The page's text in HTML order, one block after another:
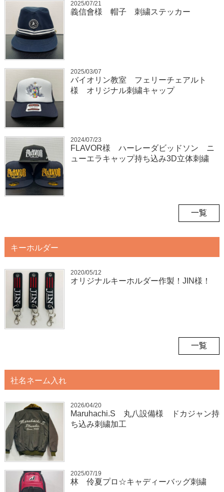
2025/07/21
義信會様 帽子 刺繍ステッカー
2025/03/07
バイオリン教室 フェリーチェアルト
様 オリジナル刺繍キャップ
2024/07/23
FLAVOR様 ハーレーダビッドソン ニ
ューエラキャップ持ち込み3D立体刺繍
一覧
キーホルダー
2020/05/12
オリジナルキーホルダー作製！JIN様！
一覧
社名ネーム入れ
2026/04/20
Maruhachi.S 丸八設備様 ドカジャン持
ち込み刺繍加工
2025/07/19
林 伶夏プロ☆キャディーバッグ刺繍